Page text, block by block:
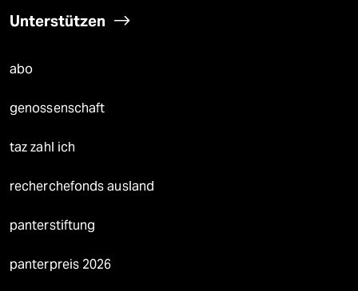
Unterstützen
abo
genossenschaft
taz zahl ich
recherchefonds ausland
panterstiftung
panterpreis 2026